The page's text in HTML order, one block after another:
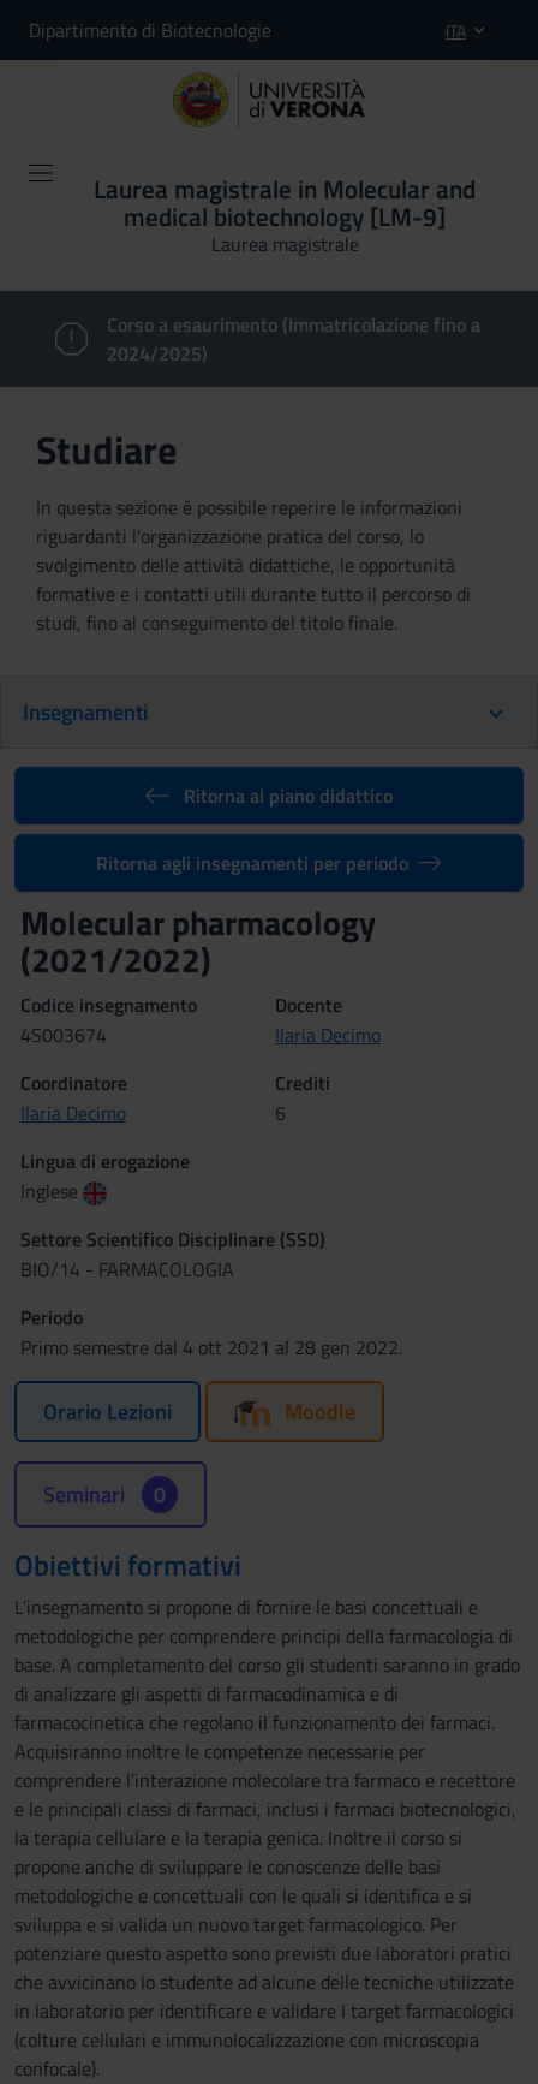
Dipartimento di Biotecnologie ITA
Laurea magistrale in Molecular and
medical biotechnology [LM-9]
Laurea magistrale
Corso a esaurimento (Immatricolazione fino a
2024/2025)
Studiare
In questa sezione è possibile reperire le informazioni
riguardanti l'organizzazione pratica del corso, lo
svolgimento delle attività didattiche, le opportunità
formative e i contatti utili durante tutto il percorso di
studi, fino al conseguimento del titolo finale.
Insegnamenti
Ritorna al piano didattico
Ritorna agli insegnamenti per periodo
Molecular pharmacology
(2021/2022)
Codice insegnamento
4S003674
Docente
Ilaria Decimo
Coordinatore
Ilaria Decimo
Crediti
6
Lingua di erogazione
Inglese
Settore Scientifico Disciplinare (SSD)
BIO/14 - FARMACOLOGIA
Periodo
Primo semestre dal 4 ott 2021 al 28 gen 2022.
Orario Lezioni Moodle
Seminari 0
Obiettivi formativi
L’insegnamento si propone di fornire le basi concettuali e
metodologiche per comprendere principi della farmacologia di
base. A completamento del corso gli studenti saranno in grado
di analizzare gli aspetti di farmacodinamica e di
farmacocinetica che regolano il funzionamento dei farmaci.
Acquisiranno inoltre le competenze necessarie per
comprendere l’interazione molecolare tra farmaco e recettore
e le principali classi di farmaci, inclusi i farmaci biotecnologici,
la terapia cellulare e la terapia genica. Inoltre il corso si
propone anche di sviluppare le conoscenze delle basi
metodologiche e concettuali con le quali si identifica e si
sviluppa e si valida un nuovo target farmacologico. Per
potenziare questo aspetto sono previsti due laboratori pratici
che avvicinano lo studente ad alcune delle tecniche utilizzate
in laboratorio per identificare e validare I target farmacologici
(colture cellulari e immunolocalizzazione con microscopia
confocale).